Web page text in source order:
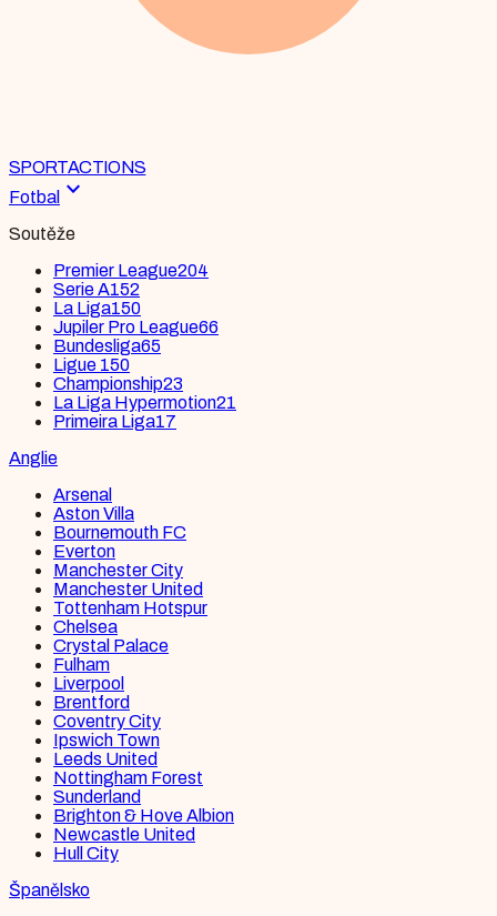
SPORTACTIONS
Fotbal expand_more
Soutěže
Premier League204
Serie A152
La Liga150
Jupiler Pro League66
Bundesliga65
Ligue 150
Championship23
La Liga Hypermotion21
Primeira Liga17
Anglie
Arsenal
Aston Villa
Bournemouth FC
Everton
Manchester City
Manchester United
Tottenham Hotspur
Chelsea
Crystal Palace
Fulham
Liverpool
Brentford
Coventry City
Ipswich Town
Leeds United
Nottingham Forest
Sunderland
Brighton & Hove Albion
Newcastle United
Hull City
Španělsko